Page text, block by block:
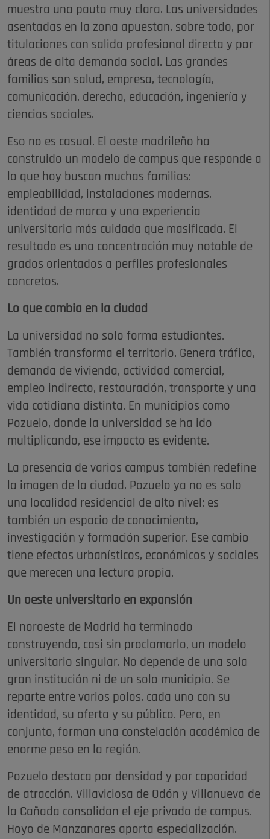
muestra una pauta muy clara. Las universidades
asentadas en la zona apuestan, sobre todo, por
titulaciones con salida profesional directa y por
áreas de alta demanda social. Las grandes
familias son salud, empresa, tecnología,
comunicación, derecho, educación, ingeniería y
ciencias sociales.
Eso no es casual. El oeste madrileño ha
construido un modelo de campus que responde a
lo que hoy buscan muchas familias:
empleabilidad, instalaciones modernas,
identidad de marca y una experiencia
universitaria más cuidada que masificada. El
resultado es una concentración muy notable de
grados orientados a perfiles profesionales
concretos.
Lo que cambia en la ciudad
La universidad no solo forma estudiantes.
También transforma el territorio. Genera tráfico,
demanda de vivienda, actividad comercial,
empleo indirecto, restauración, transporte y una
vida cotidiana distinta. En municipios como
Pozuelo, donde la universidad se ha ido
multiplicando, ese impacto es evidente.
La presencia de varios campus también redefine
la imagen de la ciudad. Pozuelo ya no es solo
una localidad residencial de alto nivel: es
también un espacio de conocimiento,
investigación y formación superior. Ese cambio
tiene efectos urbanísticos, económicos y sociales
que merecen una lectura propia.
Un oeste universitario en expansión
El noroeste de Madrid ha terminado
construyendo, casi sin proclamarlo, un modelo
universitario singular. No depende de una sola
gran institución ni de un solo municipio. Se
reparte entre varios polos, cada uno con su
identidad, su oferta y su público. Pero, en
conjunto, forman una constelación académica de
enorme peso en la región.
Pozuelo destaca por densidad y por capacidad
de atracción. Villaviciosa de Odón y Villanueva de
la Cañada consolidan el eje privado de campus.
Hoyo de Manzanares aporta especialización.